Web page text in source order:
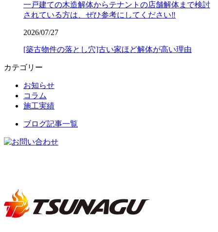
一戸建ての木造解体からテナントの店舗解体まで検討
されている方は、ぜひ参考にしてください‼️
2026/07/27
[築古物件の落とし穴]古い家ほど解体が高い理由
カテゴリー
お知らせ
コラム
施工実績
ブログ記事一覧